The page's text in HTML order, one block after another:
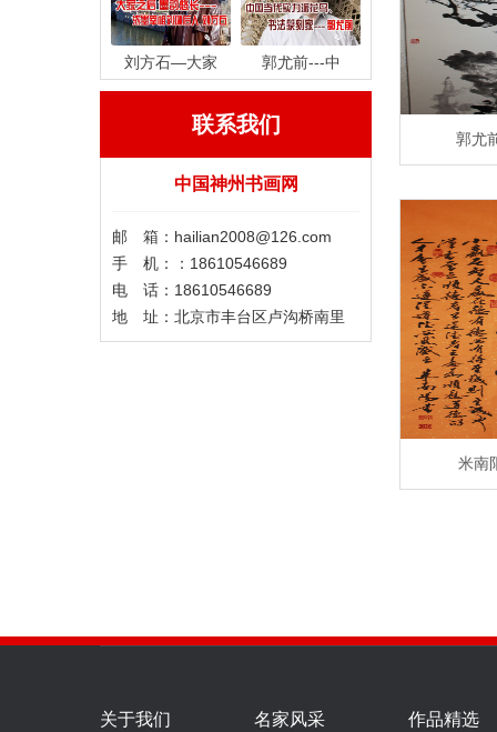
刘方石—大家 郭尤前---中
联系我们
中国神州书画网
邮 箱：hailian2008@126.com
手 机：：18610546689
电 话：18610546689
地 址：北京市丰台区卢沟桥南里
郭尤
米南
关于我们 名家风采 作品精选